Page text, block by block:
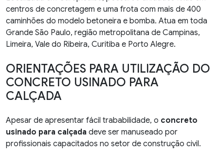
centros de concretagem e uma frota com mais de 400
caminhões do modelo betoneira e bomba. Atua em toda
Grande São Paulo, região metropolitana de Campinas,
Limeira, Vale do Ribeira, Curitiba e Porto Alegre.
ORIENTAÇÕES PARA UTILIZAÇÃO DO
CONCRETO USINADO PARA
CALÇADA
Apesar de apresentar fácil trababilidade, o concreto
usinado para calçada deve ser manuseado por
profissionais capacitados no setor de construção civil.